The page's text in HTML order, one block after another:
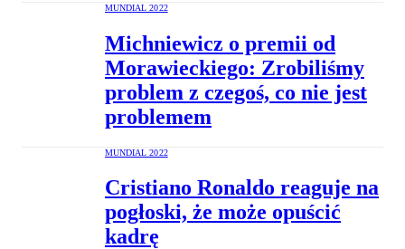
MUNDIAL 2022
Michniewicz o premii od
Morawieckiego: Zrobiliśmy
problem z czegoś, co nie jest
problemem
MUNDIAL 2022
Cristiano Ronaldo reaguje na
pogłoski, że może opuścić
kadrę